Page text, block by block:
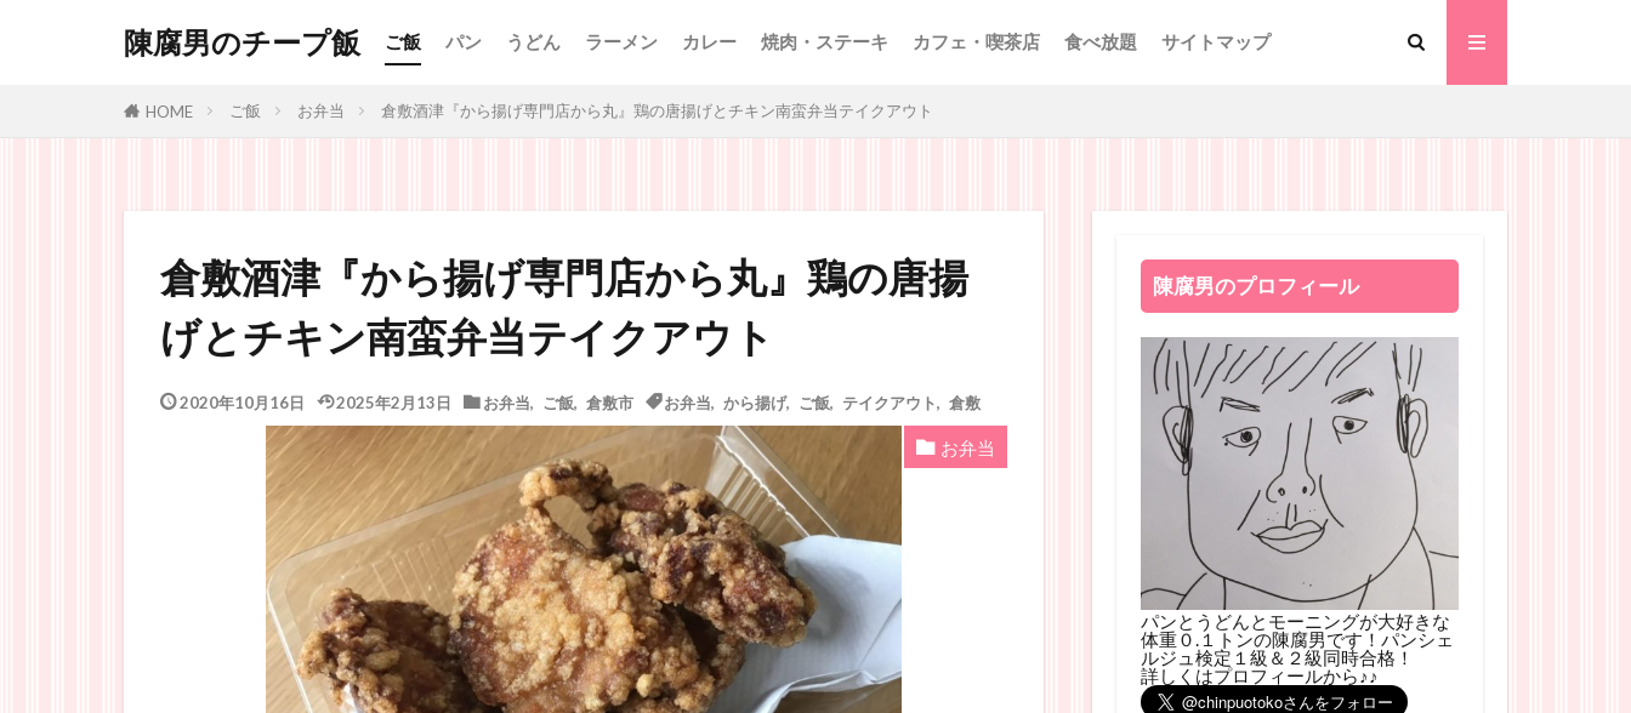
陳腐男のチープ飯 ご飯 パン うどん ラーメン カレー 焼肉・ステーキ カフェ・喫茶店 食べ放題 サイトマップ
HOME ご飯 お弁当 倉敷酒津『から揚げ専門店から丸』鶏の唐揚げとチキン南蛮弁当テイクアウト
倉敷酒津『から揚げ専門店から丸』鶏の唐揚
げとチキン南蛮弁当テイクアウト
2020年10月16日 2025年2月13日 お弁当 ご飯 倉敷市 お弁当 から揚げ, ご飯 テイクアウト 倉敷
お弁当
陳腐男のプロフィール
パンとうどんとモーニングが大好きな
体重０.１トンの陳腐男です！パンシェ
ルジュ検定１級＆２級同時合格！
詳しくはプロフィールから♪♪